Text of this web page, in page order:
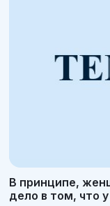
В принципе,
дело в том, что